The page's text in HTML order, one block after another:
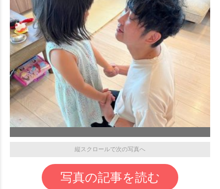
縦スクロールで次の写真へ
写真の記事を読む